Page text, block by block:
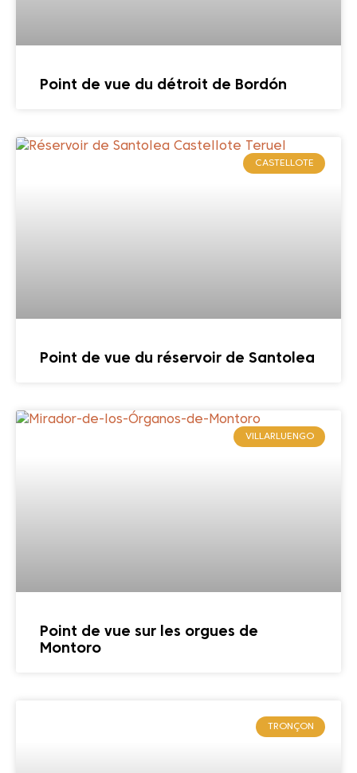
Point de vue du détroit de Bordón
CASTELLOTE
Point de vue du réservoir de Santolea
VILLARLUENGO
Point de vue sur les orgues de
Montoro
TRONÇON